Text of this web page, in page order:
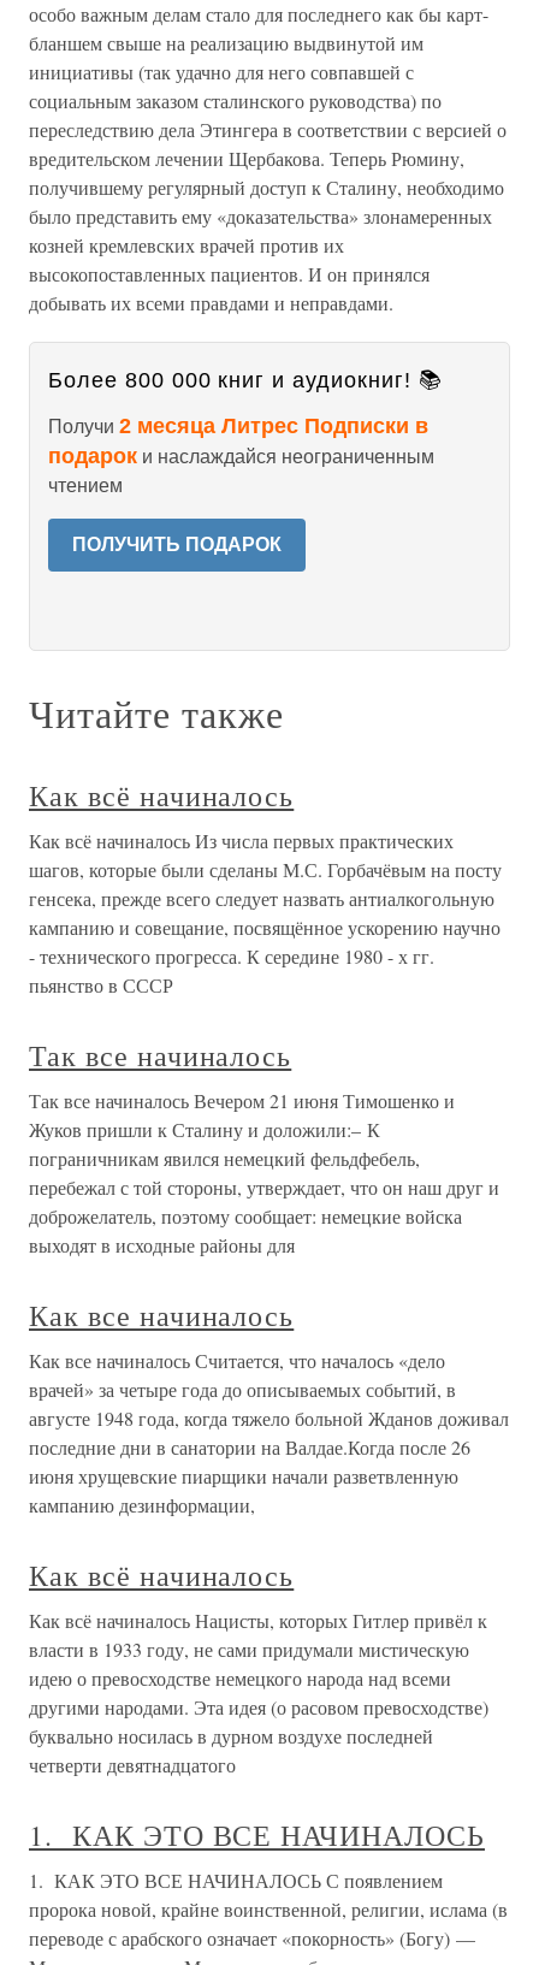
особо важным делам стало для последнего как бы карт-
бланшем свыше на реализацию выдвинутой им
инициативы (так удачно для него совпавшей с
социальным заказом сталинского руководства) по
переследствию дела Этингера в соответствии с версией о
вредительском лечении Щербакова. Теперь Рюмину,
получившему регулярный доступ к Сталину, необходимо
было представить ему «доказательства» злонамеренных
козней кремлевских врачей против их
высокопоставленных пациентов. И он принялся
добывать их всеми правдами и неправдами.
Более 800 000 книг и аудиокниг! 📚
Получи 2 месяца Литрес Подписки в
подарок и наслаждайся неограниченным
чтением
ПОЛУЧИТЬ ПОДАРОК
Читайте также
Как всё начиналось
Как всё начиналось Из числа первых практических
шагов, которые были сделаны М.С. Горбачёвым на посту
генсека, прежде всего следует назвать антиалкогольную
кампанию и совещание, посвящённое ускорению научно
- технического прогресса. К середине 1980 - х гг.
пьянство в СССР
Так все начиналось
Так все начиналось Вечером 21 июня Тимошенко и
Жуков пришли к Сталину и доложили:– К
пограничникам явился немецкий фельдфебель,
перебежал с той стороны, утверждает, что он наш друг и
доброжелатель, поэтому сообщает: немецкие войска
выходят в исходные районы для
Как все начиналось
Как все начиналось Считается, что началось «дело
врачей» за четыре года до описываемых событий, в
августе 1948 года, когда тяжело больной Жданов доживал
последние дни в санатории на Валдае.Когда после 26
июня хрущевские пиарщики начали разветвленную
кампанию дезинформации,
Как всё начиналось
Как всё начиналось Нацисты, которых Гитлер привёл к
власти в 1933 году, не сами придумали мистическую
идею о превосходстве немецкого народа над всеми
другими народами. Эта идея (о расовом превосходстве)
буквально носилась в дурном воздухе последней
четверти девятнадцатого
1. КАК ЭТО ВСЕ НАЧИНАЛОСЬ
1. КАК ЭТО ВСЕ НАЧИНАЛОСЬ С появлением
пророка новой, крайне воинственной, религии, ислама (в
переводе с арабского означает «покорность» (Богу) —